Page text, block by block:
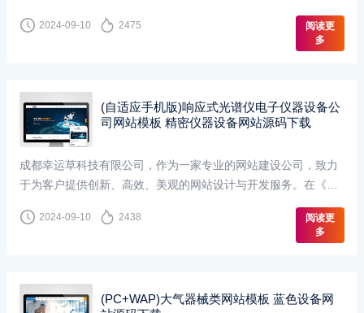
2024-09-10 2475
阅读更
多
(自适应手机版)响应式光谱仪电子仪器设备公
司网站模板 精密仪器设备网站源码下载
成都幸运草科技有限公司，作为一家专业的网站建设公司，致力
于为客户提供创新、高效、美观的网站设计与开发服务。在《电
2024-09-10 2438
阅读更
多
(PC+WAP)大气器械类网站模板 蓝色设备网